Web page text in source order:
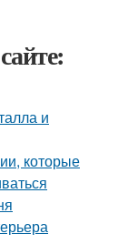
и
которые